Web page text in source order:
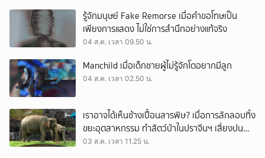
รู้จักมนุษย์ Fake Remorse เมื่อคำขอโทษเป็น
เพียงการแสดง ไม่ใช่การสำนึกอย่างแท้จริง
04 ส.ค. เวลา 09.50 น.
Manchild เมื่อเด็กชายผู้ไม่รู้จักโตอยากมีลูก
04 ส.ค. เวลา 02.50 น.
เราอาจได้เห็นช้างเปื้อนสารพิษ? เมื่อการลักลอบทิ้ง
ขยะอุตสาหกรรม ทำสัตว์ป่าในปราจีนฯ เสี่ยงปน
เปื้อน
03 ส.ค. เวลา 11.25 น.